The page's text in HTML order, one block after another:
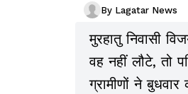
By Lagatar News
मुरहातु निवासी
वह नहीं लौटे, तो
ग्रामीणों ने